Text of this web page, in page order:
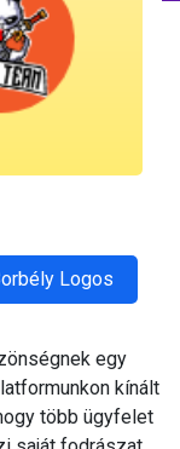
Logos
egy
kínált
több ügyfelet